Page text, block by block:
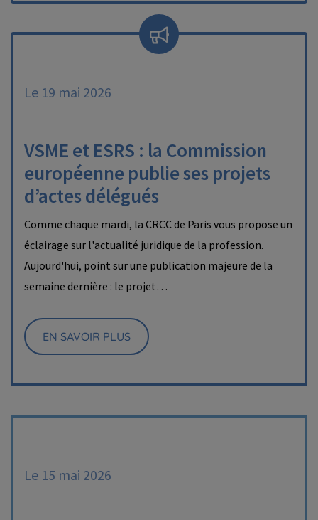
Le 19 mai 2026
VSME et ESRS : la Commission
européenne publie ses projets
d’actes délégués
Comme chaque mardi, la CRCC de Paris vous propose un
éclairage sur l'actualité juridique de la profession.
Aujourd'hui, point sur une publication majeure de la
semaine dernière : le projet…
EN SAVOIR PLUS
Le 15 mai 2026